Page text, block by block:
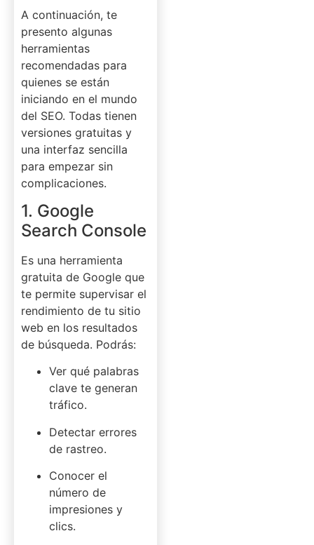
A continuación, te
presento algunas
herramientas
recomendadas para
quienes se están
iniciando en el mundo
del SEO. Todas tienen
versiones gratuitas y
una interfaz sencilla
para empezar sin
complicaciones.
1. Google
Search Console
Es una herramienta
gratuita de Google que
te permite supervisar el
rendimiento de tu sitio
web en los resultados
de búsqueda. Podrás:
Ver qué palabras
clave te generan
tráfico.
Detectar errores
de rastreo.
Conocer el
número de
impresiones y
clics.